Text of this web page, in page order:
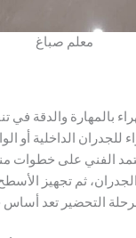
معلم صباغ
بالمهارة والدقة في
للجدران الداخلية أو
الفني على خطوات
ثم تجهيز
التحضير تعد أساس